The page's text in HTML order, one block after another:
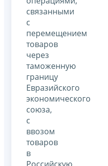
связанными
с
перемещением
товаров
через
таможенную
границу
Евразийского
экономического
союза,
с
ввозом
товаров
в